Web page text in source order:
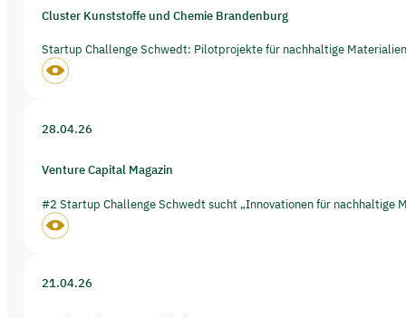
Cluster Kunststoffe und Chemie Brandenburg
Startup Challenge Schwedt: Pilotprojekte für nachhaltige
28.04.26
Venture Capital Magazin
#2 Startup Challenge Schwedt sucht „Innovationen für nachhaltige
21.04.26